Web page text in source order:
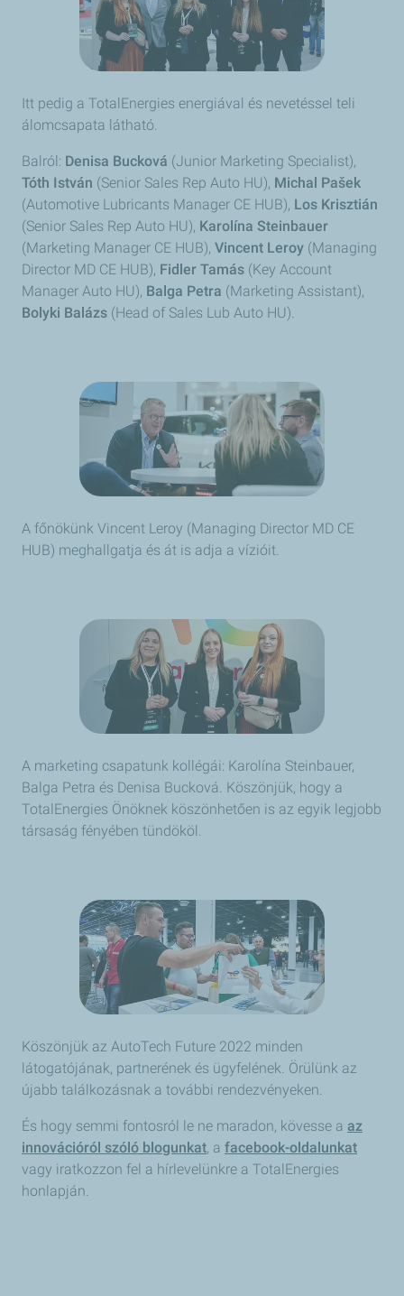
Itt pedig a TotalEnergies energiával és nevetéssel teli
álomcsapata látható.
Balról: Denisa Bucková (Junior Marketing Specialist),
Tóth István (Senior Sales Rep Auto HU), Michal Pašek
(Automotive Lubricants Manager CE HUB), Los Krisztián
(Senior Sales Rep Auto HU), Karolína Steinbauer
(Marketing Manager CE HUB), Vincent Leroy (Managing
Director MD CE HUB), Fidler Tamás (Key Account
Manager Auto HU), Balga Petra (Marketing Assistant),
Bolyki Balázs (Head of Sales Lub Auto HU).
A főnökünk Vincent Leroy (Managing Director MD CE
HUB) meghallgatja és át is adja a vízióit.
A marketing csapatunk kollégái: Karolína Steinbauer,
Balga Petra és Denisa Bucková. Köszönjük, hogy a
TotalEnergies Önöknek köszönhetően is az egyik legjobb
társaság fényében tündököl.
Köszönjük az AutoTech Future 2022 minden
látogatójának, partnerének és ügyfelének. Örülünk az
újabb találkozásnak a további rendezvényeken.
És hogy semmi fontosról le ne maradon, kövesse a az
innovációról szóló blogunkat, a facebook-oldalunkat
vagy iratkozzon fel a hírlevelünkre a TotalEnergies
honlapján.